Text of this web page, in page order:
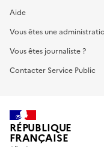
Aide
Vous êtes une
Vous êtes journaliste ?
Contacter Service Public
RÉPUBLIQUE
FRANÇAISE